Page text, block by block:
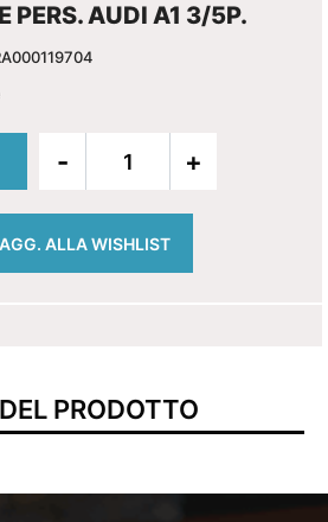
PERS. AUDI A1 3/5P.
AGG. ALLA WISHLIST
PRODOTTO